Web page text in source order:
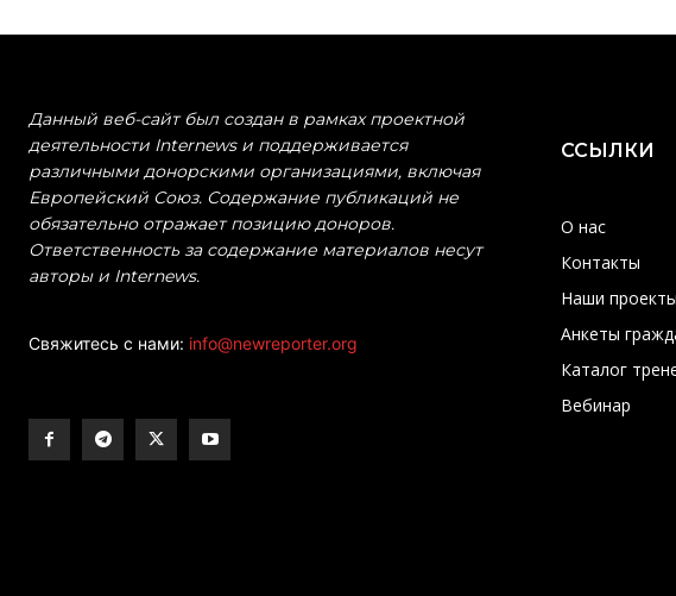
Данный веб-сайт был создан в рамках проектной
деятельности Internews и поддерживается
различными донорскими организациями, включая
Европейский Союз. Содержание публикаций не
обязательно отражает позицию доноров.
Ответственность за содержание материалов несут
авторы и Internews.
Свяжитесь с нами: info@newreporter.org
ССЫЛКИ
О нас
Контакты
Наши проекты
Анкеты
Каталог
Вебинар